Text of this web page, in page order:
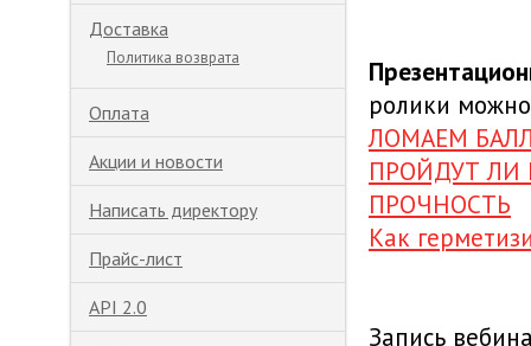
Доставка
Политика возврата
Оплата
Акции и новости
Написать директору
Прайс-лист
API 2.0
ролики
ЛОМАЕМ
ПРОЙДУТ ЛИ
ПРОЧНОСТЬ
Как
Запись